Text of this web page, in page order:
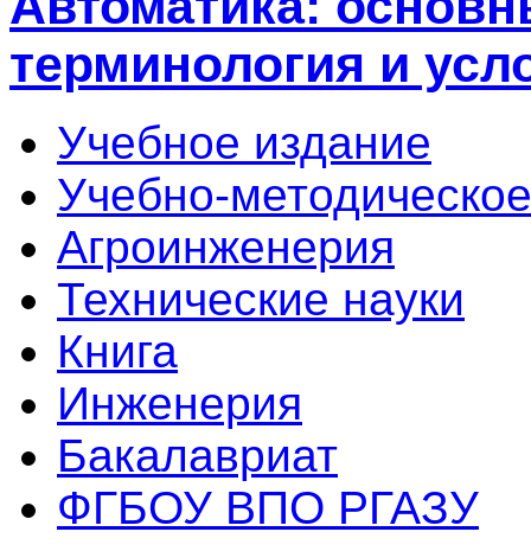
терминология и
Учебное издание
Учебно-
Агроинженерия
Технические науки
Книга
Инженерия
Бакалавриат
ФГБОУ ВПО РГАЗУ